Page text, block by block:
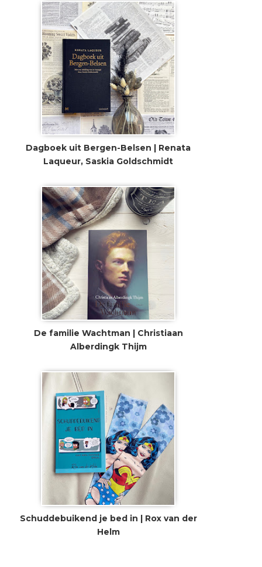
Dagboek uit Bergen-Belsen | Renata
Laqueur, Saskia Goldschmidt
De familie Wachtman | Christiaan
Alberdingk Thijm
Schuddebuikend je bed in | Rox van der
Helm